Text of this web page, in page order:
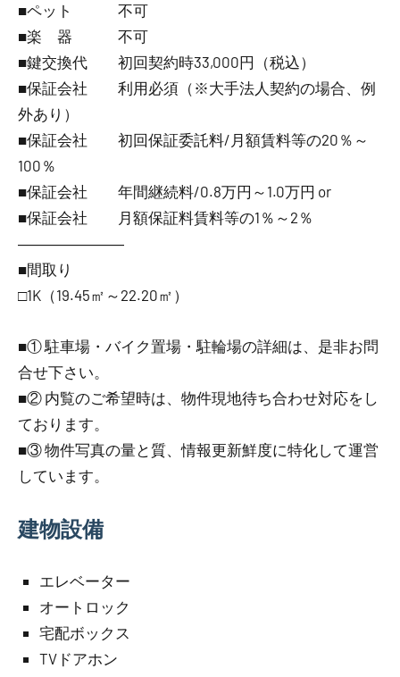
■ペット 不可
■楽 器 不可
■鍵交換代 初回契約時33,000円（税込）
■保証会社 利用必須（※大手法人契約の場合、例
外あり）
■保証会社 初回保証委託料/月額賃料等の20％～
100％
■保証会社 年間継続料/0.8万円～1.0万円 or
■保証会社 月額保証料賃料等の1％～2％
―――――――
■間取り
□1K（19.45㎡～22.20㎡）
■① 駐車場・バイク置場・駐輪場の詳細は、是非お問
合せ下さい。
■② 内覧のご希望時は、物件現地待ち合わせ対応をし
ております。
■③ 物件写真の量と質、情報更新鮮度に特化して運営
しています。
建物設備
エレベーター
オートロック
宅配ボックス
TVドアホン